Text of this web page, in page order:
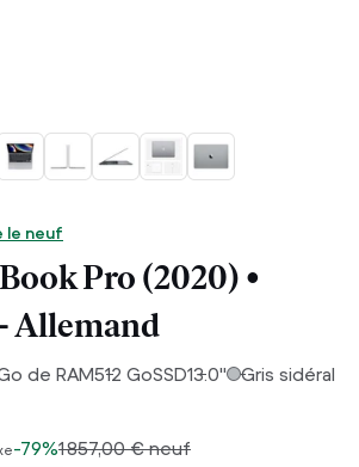
le neuf
Pro (2020) •
Allemand
de RAM512 GoSSD13.0" Gris sidéral
-79%1 857,00 € neuf